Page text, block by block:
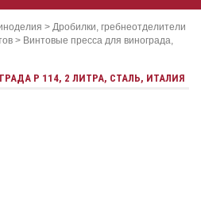
> Дробилки, гребнеотделители
> Винтовые пресса для винограда,
Р 114, 2 ЛИТРА, СТАЛЬ, ИТАЛИЯ